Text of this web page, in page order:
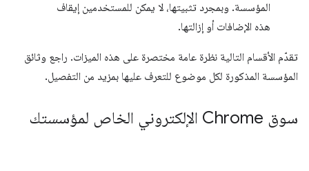
المؤسسة. وبمجرد تثبيتها، لا يمكن للمستخدمين إيقاف
هذه الإضافات أو إزالتها.
تقدّم الأقسام التالية نظرة عامة مختصرة على هذه الميزات. راجع وثائق
المؤسسة المذكورة لكل موضوع للتعرف عليها بمزيد من التفصيل.
سوق Chrome الإلكتروني الخاص لمؤسستك